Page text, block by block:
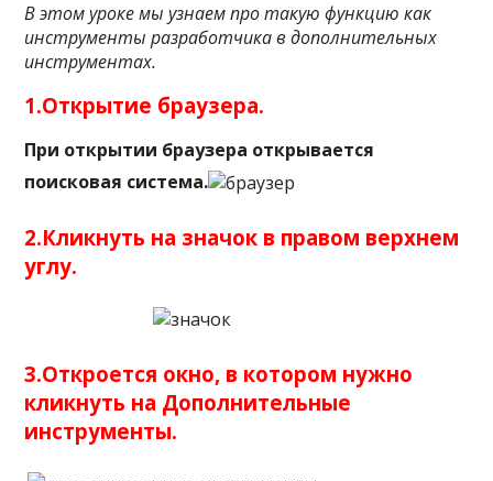
В этом уроке мы узнаем про такую функцию как
инструменты разработчика в дополнительных
инструментах.
1.Открытие браузера.
При открытии браузера открывается
поисковая система.
2.Кликнуть на значок в правом верхнем
углу.
3.Откроется окно, в котором нужно
кликнуть на Дополнительные
инструменты.